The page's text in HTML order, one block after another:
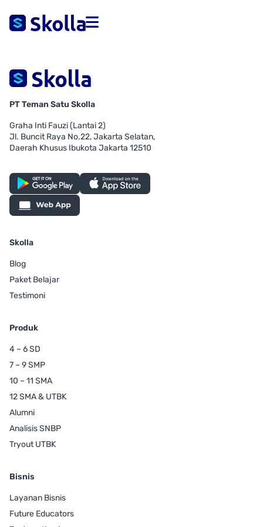
PT Teman Satu Skolla
Graha Inti Fauzi (Lantai 2)
Jl. Buncit Raya No.22, Jakarta Selatan,
Daerah Khusus Ibukota Jakarta 12510
Skolla
Blog
Paket Belajar
Testimoni
Produk
4 – 6 SD
7 – 9 SMP
10 – 11 SMA
12 SMA & UTBK
Alumni
Analisis SNBP
Tryout UTBK
Bisnis
Layanan Bisnis
Future Educators